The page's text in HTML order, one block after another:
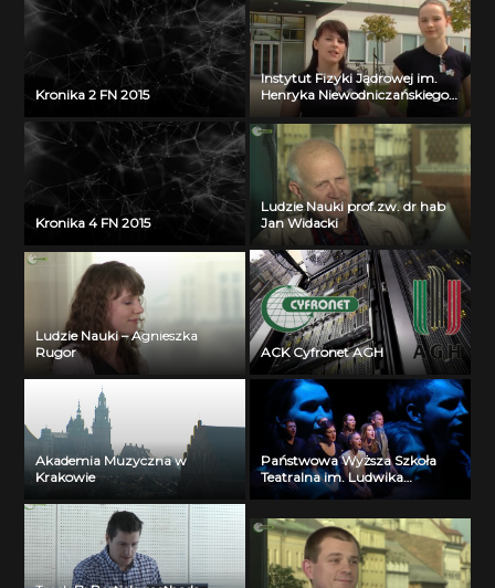
Kronika 2 FN 2015
Instytut Fizyki Jądrowej im.
Henryka Niewodniczańskiego
PAN w Krakowie
Kronika 4 FN 2015
Ludzie Nauki prof.zw. dr hab
Jan Widacki
Ludzie Nauki – Agnieszka
Rugor
ACK Cyfronet AGH
Akademia Muzyczna w
Krakowie
Państwowa Wyższa Szkoła
Teatralna im. Ludwika
Solskiego w Krakowie